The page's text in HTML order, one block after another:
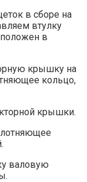
в сборе на
втулку
в
крышку на
кольцо,
крышки.
валовую